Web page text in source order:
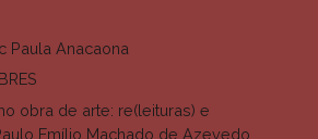
Paula Anacaona
obra de arte: re(leituras) e
Emílio Machado de Azevedo